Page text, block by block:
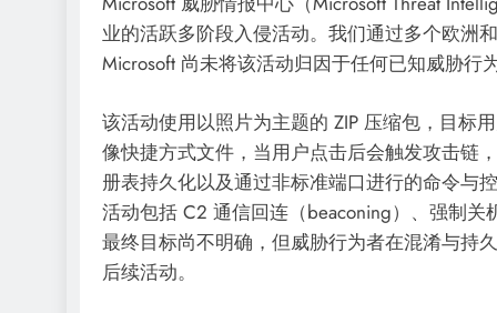
业的活跃多阶段入侵活动。我们通过多个欧洲
Microsoft 尚未将该活动归因于任何已知威胁行
该活动使用以照片为主题的 ZIP 压缩包，目标
像快捷方式文件，当用户点击后会触发攻击链
册表持久化以及通过非标准端口进行的命令与
活动包括 C2 通信回连（beaconing）、强制
最终目标尚不明确，但威胁行为者在混淆与持
后续活动。